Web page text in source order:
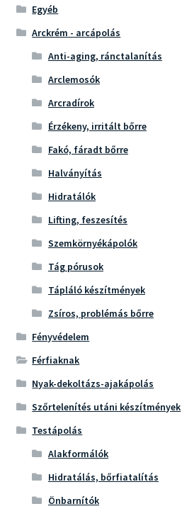
Egyéb
Arckrém - arcápolás
Anti-aging, ránctalanítás
Arclemosók
Arcradírok
Érzékeny, irritált bőrre
Fakó, fáradt bőrre
Halványítás
Hidratálók
Lifting, feszesítés
Szemkörnyékápolók
Tág pórusok
Tápláló készítmények
Zsíros, problémás bőrre
Fényvédelem
Férfiaknak
Nyak-dekoltázs-ajakápolás
Szőrtelenítés utáni készítmények
Testápolás
Alakformálók
Hidratálás, bőrfiatalítás
Önbarnítók